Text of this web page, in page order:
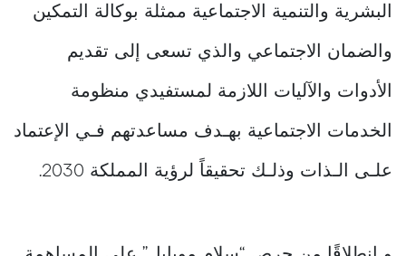
البشرية والتنمية الاجتماعية ممثلة بوكالة التمكين
والضمان الاجتماعي والذي تسعى إلى تقديم
الأدوات والآليات اللازمة لمستفيدي منظومة
الخدمات الاجتماعية بهـدف مساعدتهم فـي الإعتماد
علـى الـذات وذلـك تحقيقاً لرؤية المملكة 2030.